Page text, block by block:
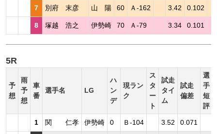
7 別府 末彦 山 陽 60 Ａ-162 3.42 0.102
8 塚越 浩之 伊勢崎 70 Ａ-79 3.34 0.101
5R
予
想
雨
予
想
車
番
選手名 LG
ハ
ン
デ
現ラン
ク
ス
タ
ー
ト
試走
タイ
ム
試走
偏差
選
手
短
評
1 関 仁孝 伊勢崎 0 Ｂ-104 3.52 0.071